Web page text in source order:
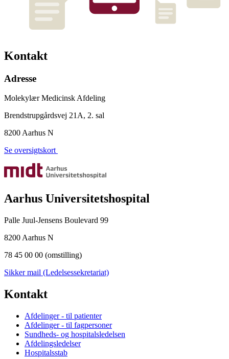
Kontakt
Adresse
Molekylær Medicinsk Afdeling
Brendstrupgårdsvej 21A, 2. sal
8200 Aarhus N
Se oversigtskort
Aarhus Universitetshospital
Palle Juul-Jensens Boulevard 99
8200 Aarhus N
78 45 00 00 (omstilling)
Sikker mail (Ledelsessekretariat)
Kontakt
Afdelinger - til patienter
Afdelinger - til fagpersoner
Sundheds- og hospitalsledelsen
Afdelingsledelser
Hospitalsstab